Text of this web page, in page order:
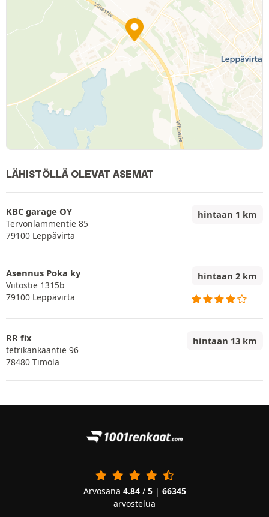
LÄHISTÖLLÄ OLEVAT ASEMAT
KBC garage OY
Tervonlammentie 85
79100 Leppävirta
hintaan 1 km
Asennus Poka ky
Viitostie 1315b
79100 Leppävirta
hintaan 2 km
RR fix
tetrikankaantie 96
78480 Timola
hintaan 13 km
Arvosana 4.84/ 5| 66345
arvostelua